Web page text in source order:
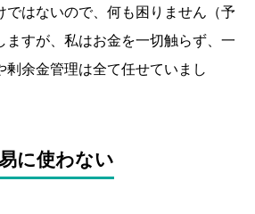
ではないので、何も困りません（予
ますが、私はお金を一切触らず、一
余金管理は全て任せていまし
に使わない